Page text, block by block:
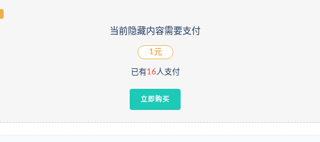
当前隐藏内容需要支付
1元
已有16人支付
立即购买